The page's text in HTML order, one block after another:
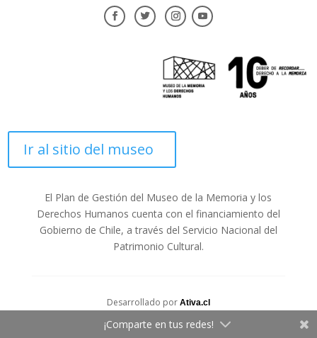
Ir al sitio del museo
El Plan de Gestión del Museo de la Memoria y los
Derechos Humanos cuenta con el financiamiento del
Gobierno de Chile, a través del Servicio Nacional del
Patrimonio Cultural.
Desarrollado por Ativa.cl
¡Comparte en tus redes!